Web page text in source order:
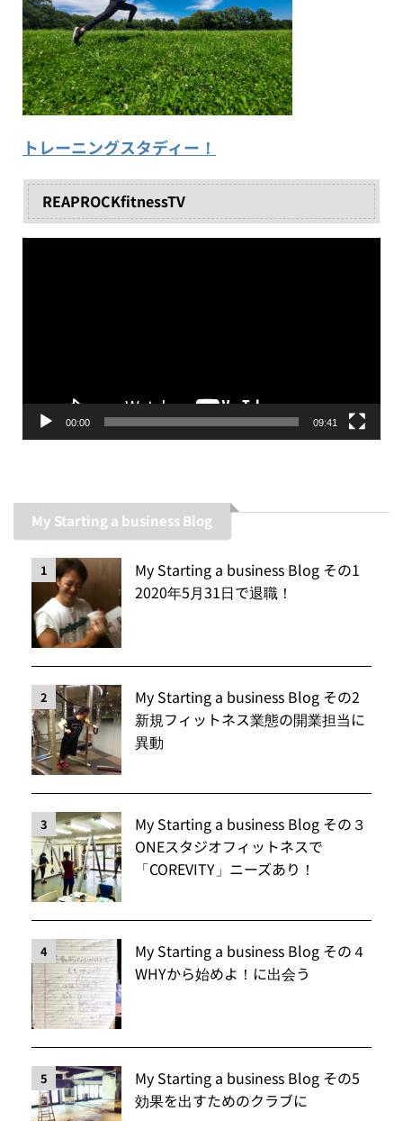
トレーニングスタディー！
REAPROCKfitnessTV
00:00 09:41
My Starting a business Blog
1
My Starting a business Blog その1
2020年5月31日で退職！
2
My Starting a business Blog その2
新規フィットネス業態の開業担当に
異動
3
My Starting a business Blog その３
ONEスタジオフィットネスで
「COREVITY」ニーズあり！
4
My Starting a business Blog その４
WHYから始めよ！に出会う
5
My Starting a business Blog その5
効果を出すためのクラブに